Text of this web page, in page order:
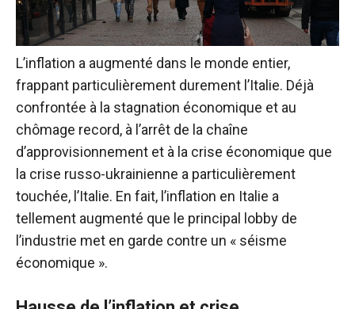
L’inflation a augmenté dans le monde entier,
frappant particulièrement durement l’Italie. Déjà
confrontée à la stagnation économique et au
chômage record, à l’arrêt de la chaîne
d’approvisionnement et à la crise économique que
la crise russo-ukrainienne a particulièrement
touchée, l’Italie. En fait, l’inflation en Italie a
tellement augmenté que le principal lobby de
l’industrie met en garde contre un « séisme
économique ».